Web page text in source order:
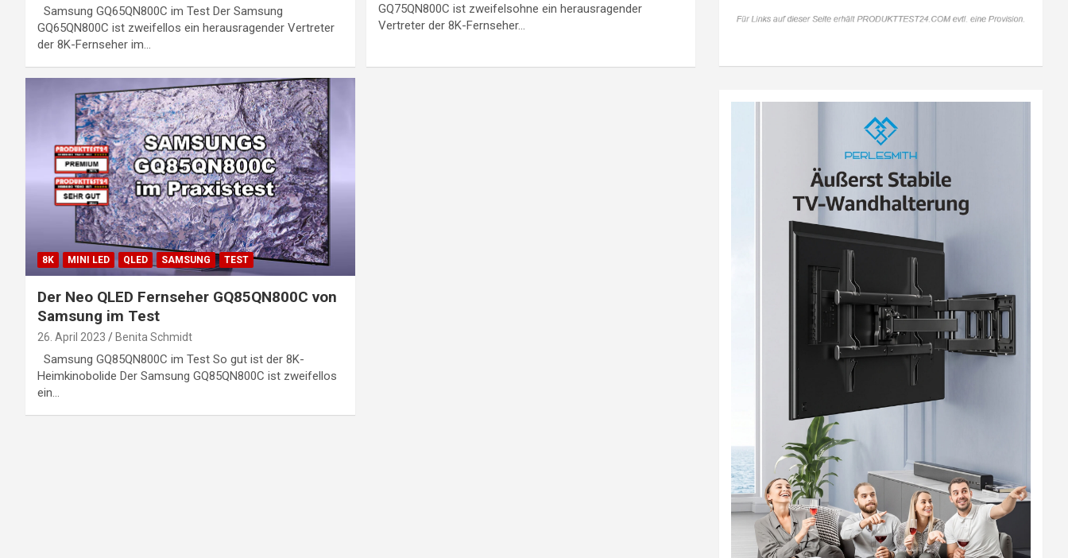
Samsung GQ65QN800C im Test Der Samsung
GQ65QN800C ist zweifellos ein herausragender Vertreter
der 8K-Fernseher im…
GQ75QN800C ist zweifelsohne ein herausragender
Vertreter der 8K-Fernseher…
8K MINI LED QLED SAMSUNG TEST
Der Neo QLED Fernseher GQ85QN800C von
Samsung im Test
26. April 2023 Benita Schmidt
Samsung GQ85QN800C im Test So gut ist der 8K-
Heimkinobolide Der Samsung GQ85QN800C ist zweifellos
ein…